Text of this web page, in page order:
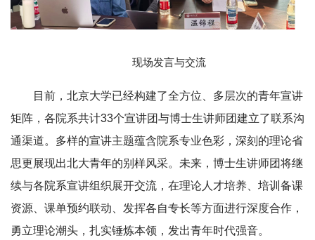
现场发言与交流
目前，北京大学已经构建了全方位、多层次的青年宣讲
矩阵，各院系共计33个宣讲团与博士生讲师团建立了联系沟
通渠道。多样的宣讲主题蕴含院系专业色彩，深刻的理论省
思更展现出北大青年的别样风采。未来，博士生讲师团将继
续与各院系宣讲组织展开交流，在理论人才培养、培训备课
资源、课单预约联动、发挥各自专长等方面进行深度合作，
勇立理论潮头，扎实锤炼本领，发出青年时代强音。